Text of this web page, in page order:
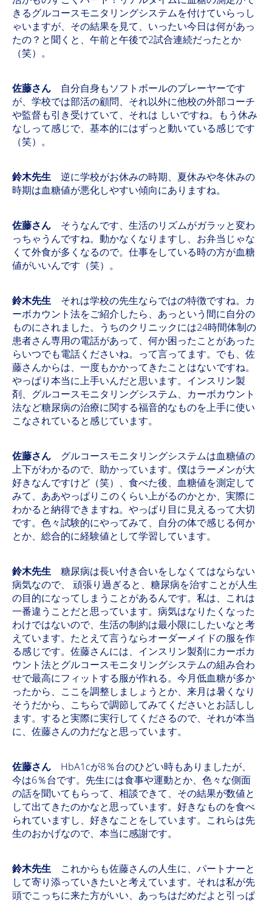
きるグルコースモニタリングシステムを付けていらっし
ゃいますが、その結果を見て、いったい今日は何があっ
たの？と聞くと、午前と午後で2試合連続だったとか
（笑）。
佐藤さん 自分自身もソフトボールのプレーヤーです
が、学校では部活の顧問、それ以外に他校の外部コーチ
や監督も引き受けていて、それは しいですね。もう休み
なしって感じで、基本的にはずっと動いている感じです
（笑）。
鈴木先生 逆に学校がお休みの時期、夏休みや冬休みの
時期は血糖値が悪化しやすい傾向にありますね。
佐藤さん そうなんです、生活のリズムがガラッと変わ
っちゃうんですね。動かなくなりますし、お弁当じゃな
くて外食が多くなるので。仕事をしている時の方が血糖
値がいいんです（笑）。
鈴木先生 それは学校の先生ならではの特徴ですね。カ
ーボカウント法をご紹介したら、あっという間に自分の
ものにされました。うちのクリニックには24時間体制の
患者さん専用の電話があって、何か困ったことがあった
らいつでも電話くださいね。って言ってます。でも、佐
藤さんからは、一度もかかってきたことはないですね。
やっぱり本当に上手いんだと思います。インスリン製
剤、グルコースモニタリングシステム、カーボカウント
法など糖尿病の治療に関する福音的なものを上手に使い
こなされていると感じています。
佐藤さん グルコースモニタリングシステムは血糖値の
上下がわかるので、助かっています。僕はラーメンが大
好きなんですけど（笑）、食べた後、血糖値を測定して
みて、ああやっぱりこのくらい上がるのかとか、実際に
わかると納得できますね。やっぱり目に見えるって大切
です。色々試験的にやってみて、自分の体で感じる何か
とか、総合的に経験値として学習しています。
鈴木先生 糖尿病は長い付き合いをしなくてはならない
病気なので、 頑張り過ぎると、糖尿病を治すことが人生
の目的になってしまうことがあるんです。私は、これは
一番違うことだと思っています。病気はなりたくなった
わけではないので、生活の制約は最小限にしたいなと考
えています。たとえて言うならオーダーメイドの服を作
る感じです。佐藤さんには、インスリン製剤にカーボカ
ウント法とグルコースモニタリングシステムの組み合わ
せで最高にフィットする服が作れる。今月低血糖が多か
ったから、ここを調整しましょうとか、来月は暑くなり
そうだから、こちらで調節してみてくださいとお話しし
ます。すると実際に実行してくださるので、それが本当
に、佐藤さんの力だなと思っています。
佐藤さん HbA1cが8％台のひどい時もありましたが、
今は6％台です。先生には食事や運動とか、色々な側面
の話を聞いてもらって、相談できて、その結果が数値と
して出てきたのかなと思っています。好きなものを食べ
られていますし、好きなことをしています。これらは先
生のおかげなので、本当に感謝です。
鈴木先生 これからも佐藤さんの人生に、パートナーと
して寄り添っていきたいと考えています。それは私が先
頭でこっちに来た方がいい、あっちはだめだよと引っぱ